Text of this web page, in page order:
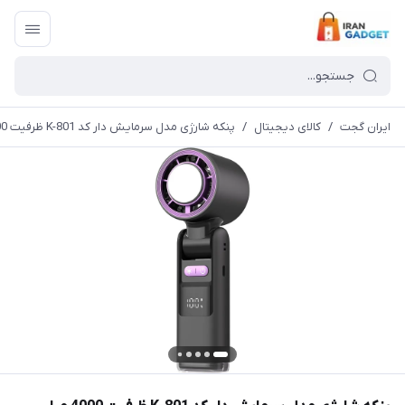
ایران گجت / کالای دیجیتال / پنکه شارژی مدل سرمایش دار کد K-801 ظرفیت 4000 میلی آمپر ساعت